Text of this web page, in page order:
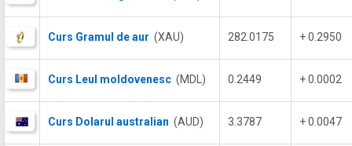
Curs Gramul de aur (XAU) 282.0175 + 0.2950
Curs Leul moldovenesc (MDL) 0.2449 + 0.0002
Curs Dolarul australian (AUD) 3.3787 + 0.0047